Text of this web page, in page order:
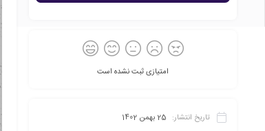
امتیازی ثبت نشده است
تاریخ انتشار: 25 بهمن 1402